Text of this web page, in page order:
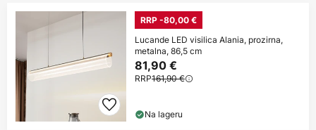
RRP -80,00 €
Lucande LED visilica Alania, prozirna,
metalna, 86,5 cm
81,90 €
RRP161,90 €
Na lageru